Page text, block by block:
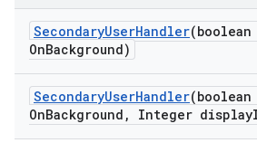
SecondaryUserHandler
OnBackground)
SecondaryUserHandler
OnBackground , Integer display